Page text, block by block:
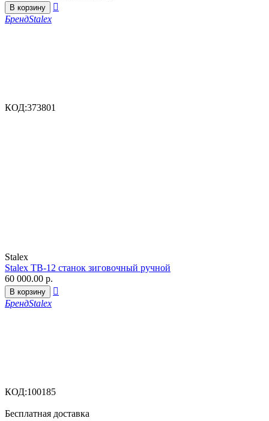
В корзину

БрендStalex
КОД:373801
Stalex
Stalex TB-12 станок зиговочный ручной
60 000.00 р.
В корзину

БрендStalex
КОД:100185
Бесплатная доставка